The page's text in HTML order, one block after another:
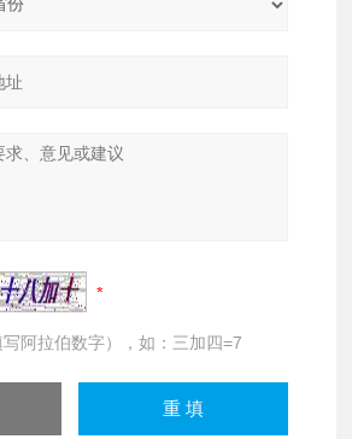
阿拉伯数字），如：三加四=7